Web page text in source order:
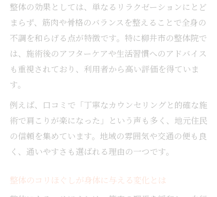
整体の施術後に感じる身体の変化を解説
マッサージと整体の違いを徹底解説
整体とマッサージの違いを分かりやすく解
説
整体の特徴とマッサージの役割を比較分析
整体がコリほぐしに適している理由とは
整体とマッサージの選び方のポイント紹介
整体の効果としては、単なるリラクゼーションにとど
まらず、筋肉や骨格のバランスを整えることで全身の
不調を和らげる点が特徴です。特に柳井市の整体院で
は、施術後のアフターケアや生活習慣へのアドバイス
も重視されており、利用者から高い評価を得ていま
す。
例えば、口コミで「丁寧なカウンセリングと的確な施
術で肩こりが楽になった」という声も多く、地元住民
の信頼を集めています。地域の雰囲気や交通の便も良
く、通いやすさも選ばれる理由の一つです。
整体のコリほぐしが身体に与える変化とは